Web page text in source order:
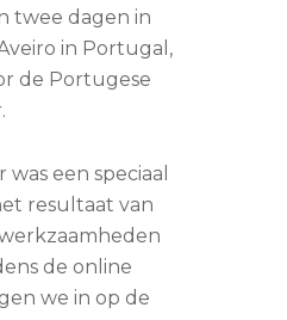
twee dagen in
in Portugal,
de Portugese
een speciaal
resultaat van
de online
we in op de